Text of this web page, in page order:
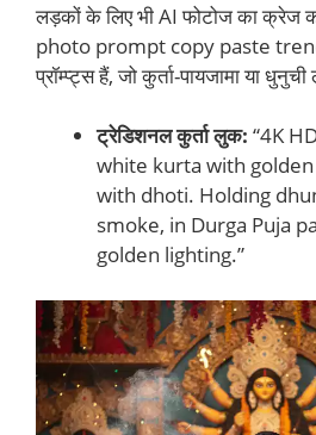
लड़कों के लिए भी AI फोटोज का क्रेज
photo prompt copy paste
प्रॉम्प्ट्स हैं, जो कुर्ता-पायजामा या
ट्रेडिशनल कुर्ता लुक: “4K
white kurta with
with dhoti. Holding
smoke, in Durga Puja
golden lighting.”